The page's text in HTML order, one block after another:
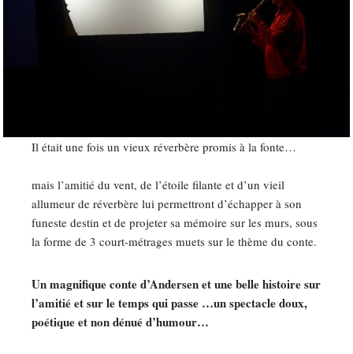
Il était une fois un vieux réverbère promis à la fonte…
mais l’amitié du vent, de l’étoile filante et d’un vieil
allumeur de réverbère lui permettront d’échapper à son
funeste destin et de projeter sa mémoire sur les murs, sous
la forme de 3 court-métrages muets sur le thème du conte.
Un magnifique conte d’Andersen et une belle histoire sur
l’amitié et sur le temps qui passe …un spectacle doux,
poétique et non dénué d’humour…